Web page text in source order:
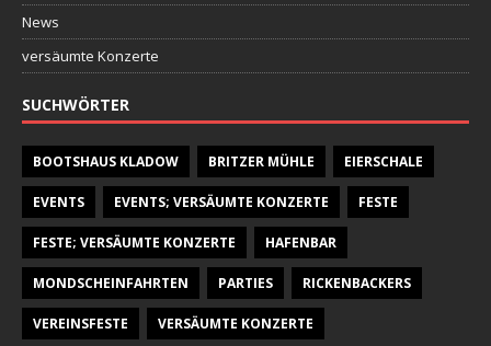
News
versäumte Konzerte
SUCHWÖRTER
BOOTSHAUS KLADOW BRITZER MÜHLE EIERSCHALE
EVENTS EVENTS; VERSÄUMTE KONZERTE FESTE
FESTE; VERSÄUMTE KONZERTE HAFENBAR
MONDSCHEINFAHRTEN PARTIES RICKENBACKERS
VEREINSFESTE VERSÄUMTE KONZERTE